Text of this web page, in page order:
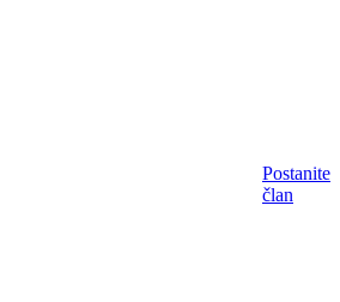
Postanite
član